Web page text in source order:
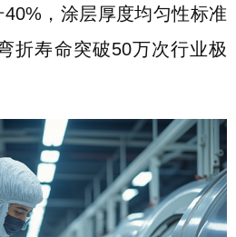
，涂层厚度均匀性标准
折寿命突破50万次行业极